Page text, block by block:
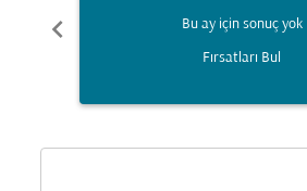
chevron_left Bu ay için sonuç yok
Fırsatları Bul